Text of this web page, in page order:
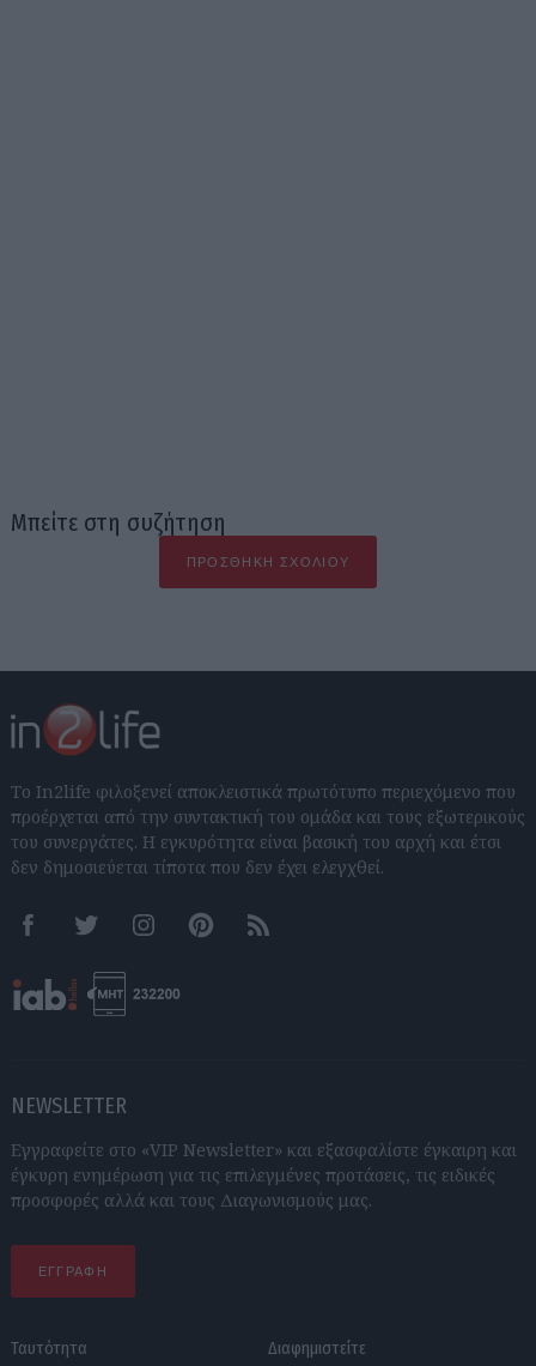
Μπείτε στη συζήτηση
ΠΡΟΣΘΉΚΗ ΣΧΟΛΊΟΥ
Το In2life φιλοξενεί αποκλειστικά πρωτότυπο περιεχόμενο που
προέρχεται από την συντακτική του ομάδα και τους εξωτερικούς
του συνεργάτες. Η εγκυρότητα είναι βασική του αρχή και έτσι
δεν δημοσιεύεται τίποτα που δεν έχει ελεγχθεί.
FacebookTwitter InstagramPinterestRSS feeds
NEWSLETTER
Εγγραφείτε στο «VIP Newsletter» και εξασφαλίστε έγκαιρη και
έγκυρη ενημέρωση για τις επιλεγμένες προτάσεις, τις ειδικές
προσφορές αλλά και τους Διαγωνισμούς μας.
ΕΓΓΡΑΦΗ
Ταυτότητα Διαφημιστείτε